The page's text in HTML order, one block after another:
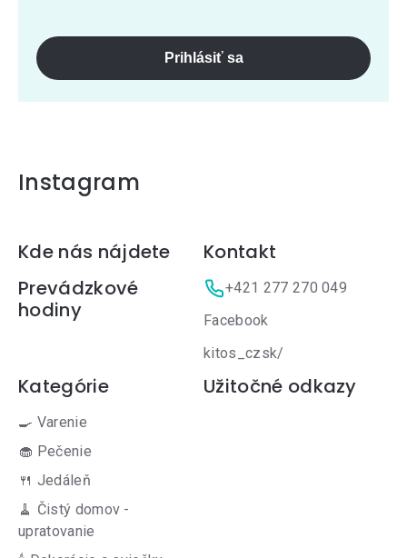
Prihlásiť sa
Instagram
Zápätie
Kde nás nájdete
Prevádzkové
hodiny
Kontakt
+421 277 270 049
Facebook
kitos_czsk/
Kategórie
🍳 Varenie
🧁 Pečenie
🍴 Jedáleň
🧹 Čistý domov -
upratovanie
Užitočné odkazy